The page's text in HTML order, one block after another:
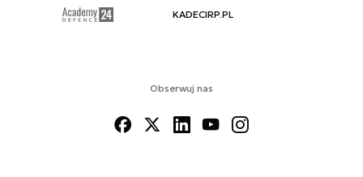
Obserwuj nas
KADECIRP.PL